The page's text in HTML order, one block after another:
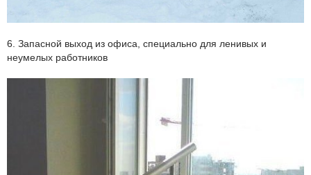
6. Запасной выход из офиса, специально для ленивых и
неумелых работников